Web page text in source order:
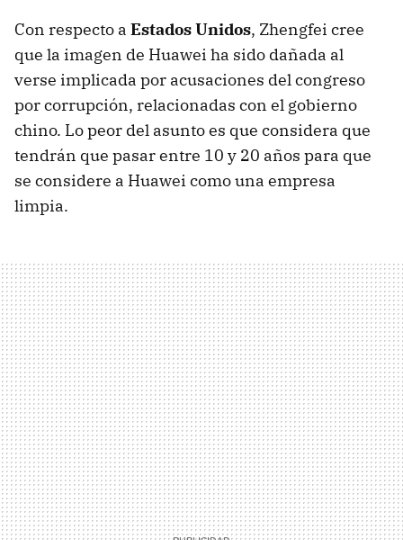
Con respecto a Estados Unidos, Zhengfei cree
que la imagen de Huawei ha sido dañada al
verse implicada por acusaciones del congreso
por corrupción, relacionadas con el gobierno
chino. Lo peor del asunto es que considera que
tendrán que pasar entre 10 y 20 años para que
se considere a Huawei como una empresa
limpia.